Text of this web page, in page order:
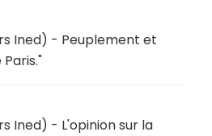
Ined) - Peuplement et
."
Ined) - L'opinion sur la